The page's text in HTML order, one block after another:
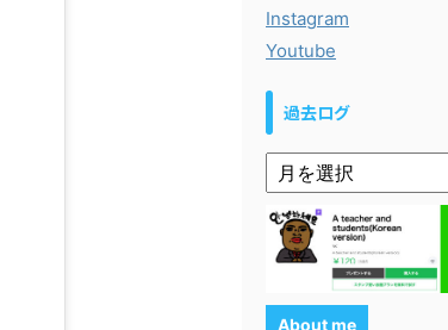
Instagram
Youtube
過去ログ
About me